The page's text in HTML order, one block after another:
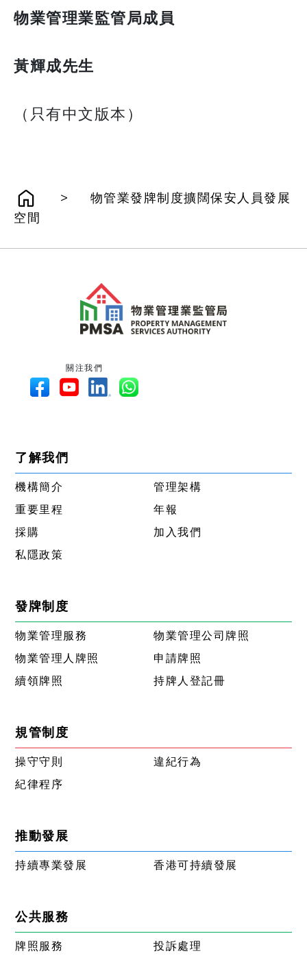
​​​​​​​物業管理業監管局成員
黃輝成先生
（只有中文版本）
>
物管業發牌制度擴闊保安人員發展
空間
關注我們
了解我們
機構簡介
管理架構
重要里程
年報
採購
加入我們
私隱政策
發牌制度
物業管理服務
物業管理公司牌照
物業管理人牌照
申請牌照
續領牌照
持牌人登記冊
規管制度
操守守則
違紀行為
紀律程序
推動發展
持續專業發展 香港可持續發展
公共服務
牌照服務 投訴處理